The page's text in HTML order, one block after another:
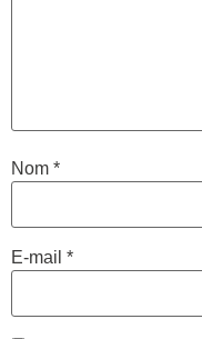
Nom *
E-mail *